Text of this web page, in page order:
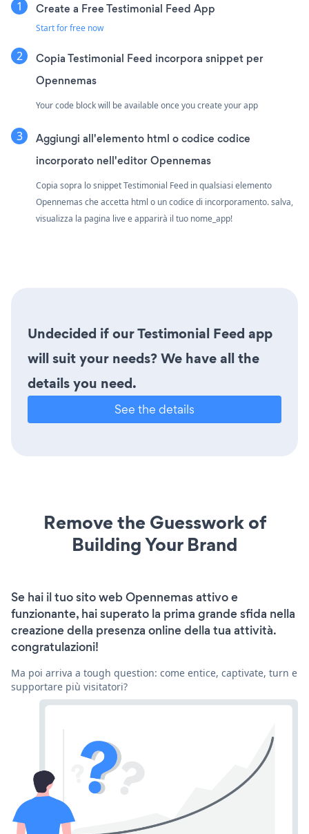
Create a Free Testimonial Feed App
Start for free now
Copia Testimonial Feed incorpora snippet per
Opennemas
Your code block will be available once you create your app
Aggiungi all'elemento html o codice codice
incorporato nell'editor Opennemas
Copia sopra lo snippet Testimonial Feed in qualsiasi elemento
Opennemas che accetta html o un codice di incorporamento. salva,
visualizza la pagina live e apparirà il tuo nome_app!
Undecided if our Testimonial Feed app
will suit your needs? We have all the
details you need.
See the details
Remove the Guesswork of
Building Your Brand
Se hai il tuo sito web Opennemas attivo e
funzionante, hai superato la prima grande sfida nella
creazione della presenza online della tua attività.
congratulazioni!
Ma poi arriva a tough question: come entice, captivate, turn e
supportare più visitatori?